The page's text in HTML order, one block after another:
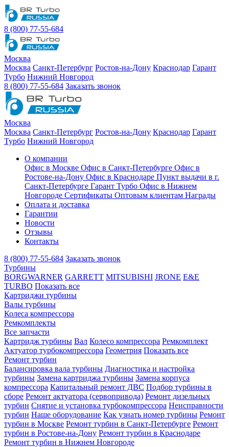
8 (800) 77-55-684
Москва
Москва Санкт-Петербург Ростов-на-Дону Краснодар Гарант
Турбо Нижний Новгород
8 (800) 77-55-684 Заказать звонок
Москва
Москва Санкт-Петербург Ростов-на-Дону Краснодар Гарант
Турбо Нижний Новгород
О компании
Офис в Москве Офис в Санкт-Петербурге Офис в
Ростове-на-Дону Офис в Краснодаре Пункт выдачи в г.
Санкт-Петербурге Гарант Турбо Офис в Нижнем
Новгороде Сертификаты Оптовым клиентам Награды
Оплата и доставка
Гарантии
Новости
Отзывы
Контакты
8 (800) 77-55-684 Заказать звонок
Турбины
BORGWARNER GARRETT MITSUBISHI JRONE E&E
TURBO Показать все
Картриджи турбины
Валы турбины
Колеса компрессора
Ремкомплекты
Все запчасти
Картридж турбины Вал Колесо компрессора Ремкомплект
Актуатор турбокомпрессора Геометрия Показать все
Ремонт турбин
Балансировка вала турбины Диагностика и настройка
турбины Замена картриджа турбины Замена корпуса
компрессора Капитальный ремонт ДВС Подбор турбины в
сборе Ремонт актуатора (сервопривода) Ремонт дизельных
турбин Снятие и установка турбокомпрессора Неисправности
турбин Наше оборудование Как узнать номер турбины Ремонт
турбин в Москве Ремонт турбин в Санкт-Петербурге Ремонт
турбин в Ростове-на-Дону Ремонт турбин в Краснодаре
Ремонт турбин в Нижнем Новгороде